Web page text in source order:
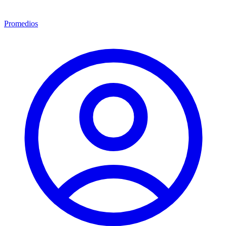
Promedios